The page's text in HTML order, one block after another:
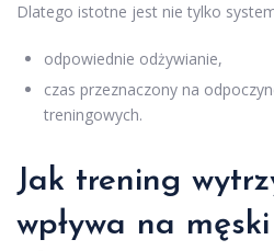
Dlatego istotne jest nie tylko
odpowiednie odżywianie,
czas przeznaczony na
treningowych.
Jak trening
wpływa na